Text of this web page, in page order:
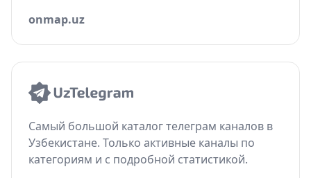
onmap.uz
Самый большой каталог телеграм каналов в
Узбекистане. Только активные каналы по
категориям и с подробной статистикой.